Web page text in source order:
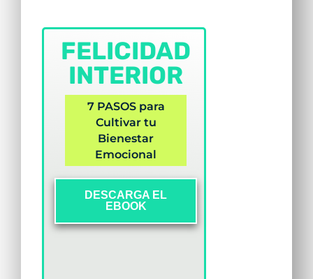
FELICIDAD
INTERIOR
7 PASOS para
Cultivar tu
Bienestar
Emocional
DESCARGA EL
EBOOK